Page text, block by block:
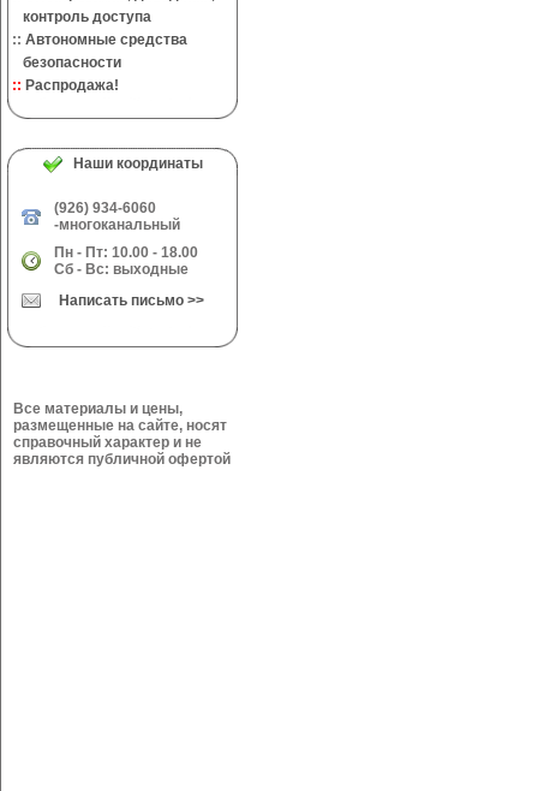
контроль доступа
:: Автономные средства
безопасности
:: Распродажа!
Наши координаты
(926) 934-6060
-многоканальный
Пн - Пт: 10.00 - 18.00
Сб - Вс: выходные
Написать письмо >>
Все материалы и цены,
размещенные на сайте, носят
справочный характер и не
являются публичной офертой